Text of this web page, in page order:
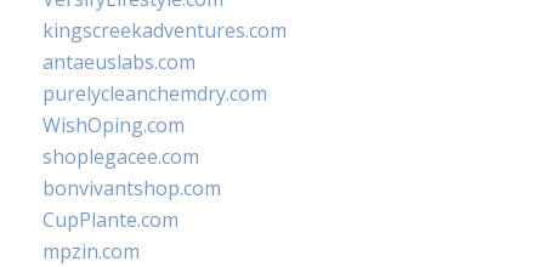
kingscreekadventures.com
antaeuslabs.com
purelycleanchemdry.com
WishOping.com
shoplegacee.com
bonvivantshop.com
CupPlante.com
mpzin.com